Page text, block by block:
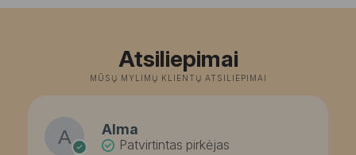
Atsiliepimai
MŪSŲ MYLIMŲ KLIENTŲ ATSILIEPIMAI
Alma
Patvirtintas pirkėjas